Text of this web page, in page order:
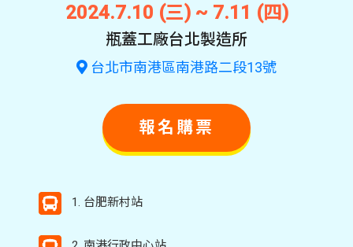
2024.7.10 (三) ~ 7.11 (四)
瓶蓋工廠台北製造所
台北市南港區南港路二段13號
報名購票
1. 台肥新村站